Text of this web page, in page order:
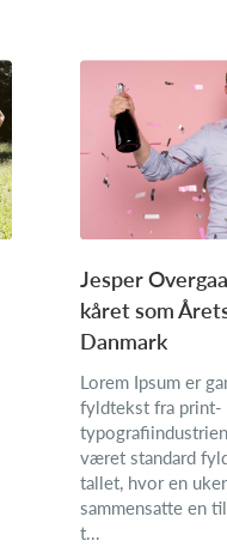
Jesper
kåret som
Danmark
Lorem Ipsum er
fyldtekst fra print-
været standard
tallet, hvor en
sammensatte en
t...